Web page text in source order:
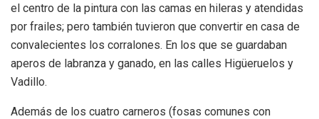
el centro de la pintura con las camas en hileras y atendidas
por frailes; pero también tuvieron que convertir en casa de
convalecientes los corralones. En los que se guardaban
aperos de labranza y ganado, en las calles Higüeruelos y
Vadillo.
Además de los cuatro carneros (fosas comunes con